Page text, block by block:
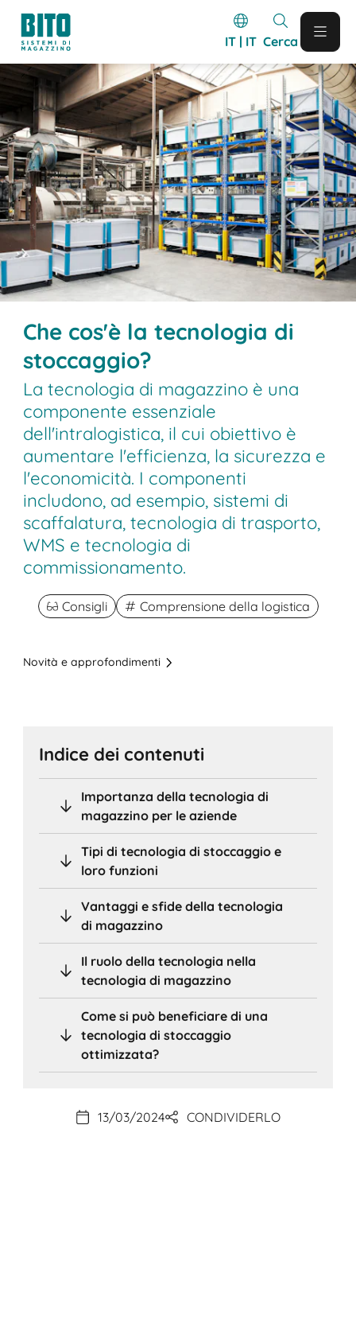
IT | IT Cerca
Che cos'è la tecnologia di
stoccaggio?
La tecnologia di magazzino è una
componente essenziale
dell'intralogistica, il cui obiettivo è
aumentare l'efficienza, la sicurezza e
l'economicità. I componenti
includono, ad esempio, sistemi di
scaffalatura, tecnologia di trasporto,
WMS e tecnologia di
commissionamento.
Consigli Comprensione della logistica
Novità e approfondimenti
Indice dei contenuti
Importanza della tecnologia di
magazzino per le aziende
Tipi di tecnologia di stoccaggio e
loro funzioni
Vantaggi e sfide della tecnologia
di magazzino
Il ruolo della tecnologia nella
tecnologia di magazzino
Come si può beneficiare di una
tecnologia di stoccaggio
ottimizzata?
13/03/2024 CONDIVIDERLO